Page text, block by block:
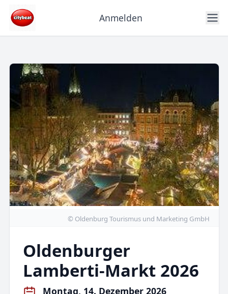
Anmelden
© Oldenburg Tourismus und Marketing GmbH
Oldenburger
Lamberti-Markt 2026
Montag, 14. Dezember 2026